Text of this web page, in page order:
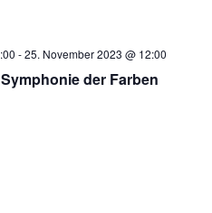
-25. November 2023 @ 12:00
der Farben